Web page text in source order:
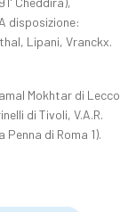
disposizione:
Lipani, Vranckx.
Mokhtar di Lecco
di Tivoli, V.A.R.
Penna di Roma 1).